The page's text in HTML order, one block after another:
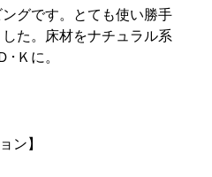
グです。とても使い勝手
た。床材をナチュラル系
･Ｋに。
ン】